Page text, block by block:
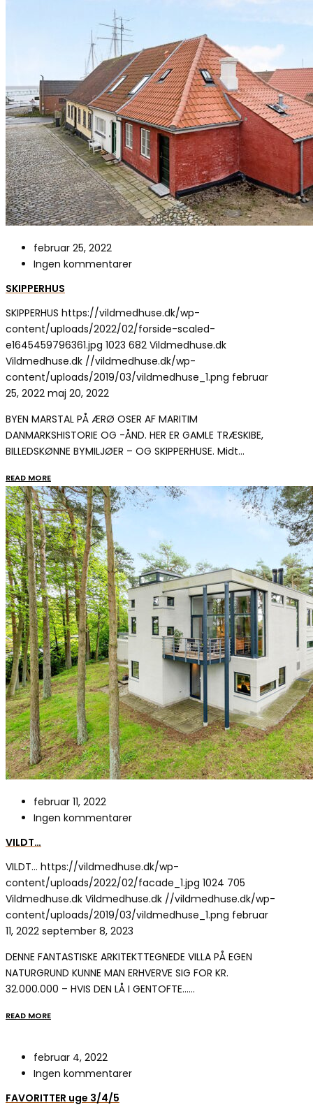
februar 25, 2022
Ingen kommentarer
SKIPPERHUS
SKIPPERHUS https://vildmedhuse.dk/wp-
content/uploads/2022/02/forside-scaled-
e1645459796361.jpg 1023 682 Vildmedhuse.dk
Vildmedhuse.dk //vildmedhuse.dk/wp-
content/uploads/2019/03/vildmedhuse_1.png februar
25, 2022 maj 20, 2022
BYEN MARSTAL PÅ ÆRØ OSER AF MARITIM
DANMARKSHISTORIE OG -ÅND. HER ER GAMLE TRÆSKIBE,
BILLEDSKØNNE BYMILJØER – OG SKIPPERHUSE. Midt…
READ MORE
februar 11, 2022
Ingen kommentarer
VILDT…
VILDT… https://vildmedhuse.dk/wp-
content/uploads/2022/02/facade_1.jpg 1024 705
Vildmedhuse.dk Vildmedhuse.dk //vildmedhuse.dk/wp-
content/uploads/2019/03/vildmedhuse_1.png februar
11, 2022 september 8, 2023
DENNE FANTASTISKE ARKITEKTTEGNEDE VILLA PÅ EGEN
NATURGRUND KUNNE MAN ERHVERVE SIG FOR KR.
32.000.000 – HVIS DEN LÅ I GENTOFTE……
READ MORE
februar 4, 2022
Ingen kommentarer
FAVORITTER uge 3/4/5